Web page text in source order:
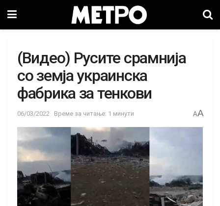
(Видео) Русите срамнија
со земја украинска
фабрика за тенкови
06/03/2022 Време за читање: 1 минути AA